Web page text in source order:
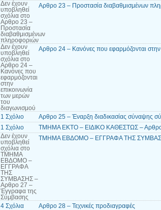
Δεν έχουν
υποβληθεί
σχόλια στο
Αρθρο 23 –
Προστασία
διαβαθμισμένων
πληροφοριών
Αρθρο 23 – Προστασία διαβαθμισμένων
Δεν έχουν
υποβληθεί
σχόλια στο
Αρθρο 24 –
Κανόνες που
εφαρμόζονται
στην
επικοινωνία
των μερών
του
διαγωνισμού
Αρθρο 24 – Κανόνες που εφαρμόζονται
1 Σχόλιο
Αρθρο 25 – Έναρξη διαδικασίας σύναψης
1 Σχόλιο
ΤΜΗΜΑ ΕΚΤΟ – ΕΙΔΙΚΟ ΚΑΘΕΣΤΩΣ – Αρθρο 26
Δεν έχουν
υποβληθεί
σχόλια στο
ΤΜΗΜΑ
ΕΒΔΟΜΟ –
ΕΓΓΡΑΦΑ
ΤΗΣ
ΣΥΜΒΑΣΗΣ –
Αρθρο 27 –
Έγγραφα της
Σύμβασης
ΤΜΗΜΑ ΕΒΔΟΜΟ – ΕΓΓΡΑΦΑ ΤΗΣ
4 Σχόλια Αρθρο 28 – Τεχνικές προδιαγραφές